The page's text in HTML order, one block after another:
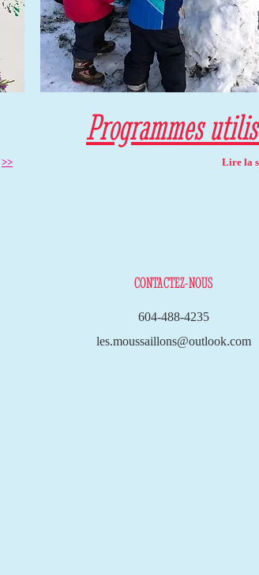
>>
Programmes
Lire la
CONTACTEZ-NOUS
604-488-4235
les.moussaillons@outlook.com